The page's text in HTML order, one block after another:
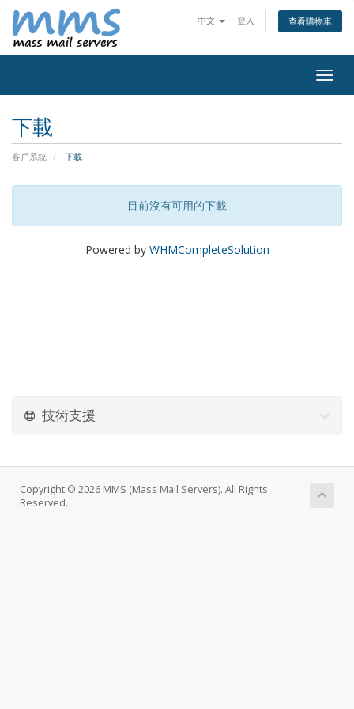
中文 登入 查看購物車
下載
客戶系統 下載
目前沒有可用的下載
Powered by WHMCompleteSolution
技術支援
Copyright © 2026 MMS (Mass Mail Servers). All Rights
Reserved.